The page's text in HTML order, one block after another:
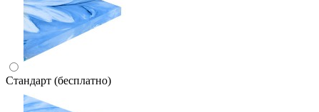
Стандарт (бесплатно)